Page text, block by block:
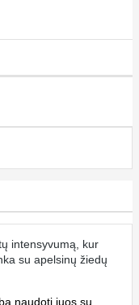
intensyvumą, kur
su apelsinų žiedų
naudoti juos su